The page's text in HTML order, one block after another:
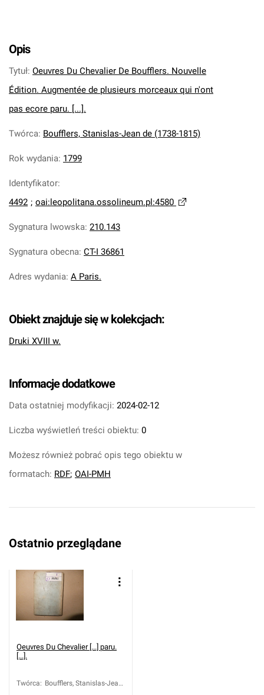
Opis
Tytuł: Oeuvres Du Chevalier De Boufflers. Nouvelle
Édition. Augmentée de plusieurs morceaux qui n'ont
pas ecore paru. [...].
Twórca: Boufflers, Stanislas-Jean de (1738-1815)
Rok wydania: 1799
Identyfikator:
4492 ; oai:leopolitana.ossolineum.pl:4580
Sygnatura lwowska: 210.143
Sygnatura obecna: CT-I 36861
Adres wydania: A Paris.
Obiekt znajduje się w kolekcjach:
Druki XVIII w.
Informacje dodatkowe
Data ostatniej modyfikacji: 2024-02-12
Liczba wyświetleń treści obiektu: 0
Możesz również pobrać opis tego obiektu w
formatach: RDF; OAI-PMH
Ostatnio przeglądane
Oeuvres Du Chevalier [...] paru.
[...].
Twórca: Boufflers, Stanislas-Jean